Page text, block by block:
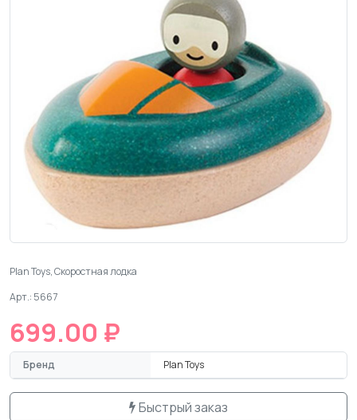
Plan Toys, Скоростная лодка
Арт.: 5667
699.00 ₽
Бренд Plan Toys
Быстрый заказ